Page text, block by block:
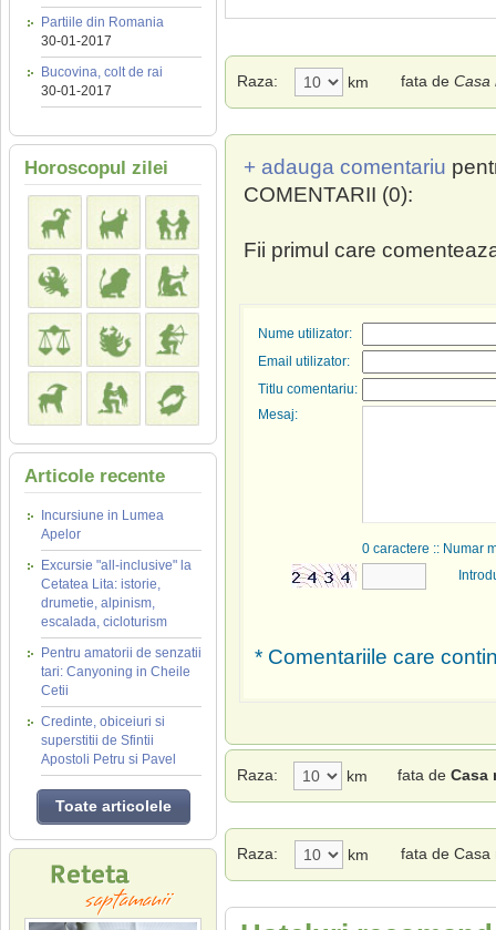
Partiile din Romania
30-01-2017
Bucovina, colt de rai
30-01-2017
Horoscopul zilei
Articole recente
Incursiune in Lumea
Apelor
Excursie "all-inclusive" la
Cetatea Lita: istorie,
drumetie, alpinism,
escalada, cicloturism
Pentru amatorii de senzatii
tari: Canyoning in Cheile
Cetii
Credinte, obiceiuri si
superstitii de Sfintii
Apostoli Petru si Pavel
Toate articolele
Raza: km fata de Casa
+ adauga comentariu
COMENTARII (0):
Fii primul care
Nume utilizator:
Email utilizator:
Titlu comentariu:
Mesaj:
0 caractere :: Numar
* Comentariile care
Raza: km fata de Casa
Raza: km fata de Casa